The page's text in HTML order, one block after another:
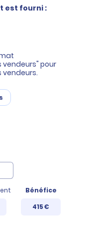
est fourni :
pour
vendeurs.
Bénéfice
415 €